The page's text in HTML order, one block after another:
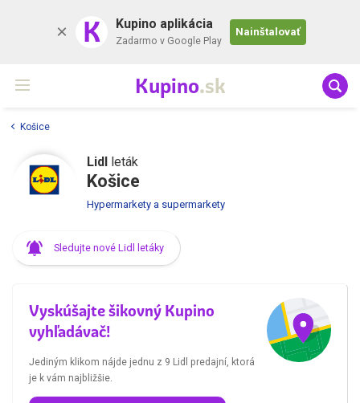
K Kupino aplikácia
Zadarmo v Google Play
Nainštalovať
Kupino.sk
Košice
Lidl leták
Košice
Hypermarkety a supermarkety
Sledujte nové Lidl letáky
Vyskúšajte šikovný Kupino
vyhľadávač!
Jediným klikom nájde jednu z 9 Lidl predajní, ktorá
je k vám najbližšie.